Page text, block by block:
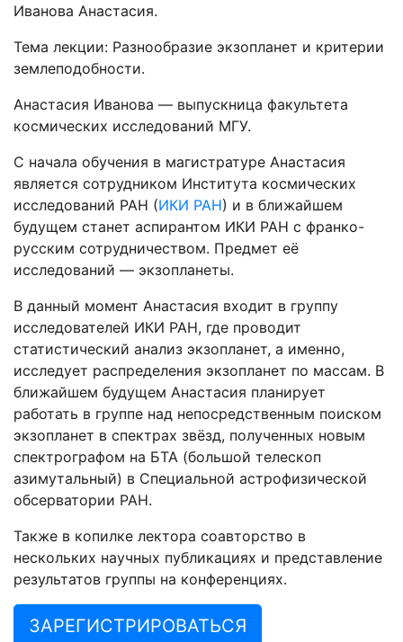
Иванова Анастасия.
Тема лекции: Разнообразие экзопланет и критерии
землеподобности.
Анастасия Иванова — выпускница факультета
космических исследований МГУ.
С начала обучения в магистратуре Анастасия
является сотрудником Института космических
исследований РАН (ИКИ РАН) и в ближайшем
будущем станет аспирантом ИКИ РАН с франко-
русским сотрудничеством. Предмет её
исследований — экзопланеты.
В данный момент Анастасия входит в группу
исследователей ИКИ РАН, где проводит
статистический анализ экзопланет, а именно,
исследует распределения экзопланет по массам. В
ближайшем будущем Анастасия планирует
работать в группе над непосредственным поиском
экзопланет в спектрах звёзд, полученных новым
спектрографом на БТА (большой телескоп
азимутальный) в Специальной астрофизической
обсерватории РАН.
Также в копилке лектора соавторство в
нескольких научных публикациях и представление
результатов группы на конференциях.
ЗАРЕГИСТРИРОВАТЬСЯ